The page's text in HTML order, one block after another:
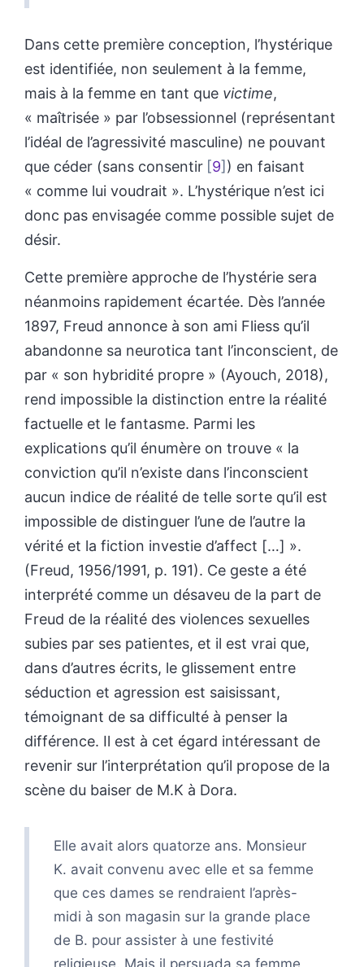
Dans cette première conception, l’hystérique
est identifiée, non seulement à la femme,
mais à la femme en tant que victime,
« maîtrisée » par l’obsessionnel (représentant
l’idéal de l’agressivité masculine) ne pouvant
que céder (sans consentir 9 ) en faisant
« comme lui voudrait ». L’hystérique n’est ici
donc pas envisagée comme possible sujet de
désir.
Cette première approche de l’hystérie sera
néanmoins rapidement écartée. Dès l’année
1897, Freud annonce à son ami Fliess qu’il
abandonne sa neurotica tant l’inconscient, de
par « son hybridité propre » (Ayouch, 2018),
rend impossible la distinction entre la réalité
factuelle et le fantasme. Parmi les
explications qu’il énumère on trouve « la
conviction qu’il n’existe dans l’inconscient
aucun indice de réalité de telle sorte qu’il est
impossible de distinguer l’une de l’autre la
vérité et la fiction investie d’affect […] ».
(Freud, 1956/1991, p. 191). Ce geste a été
interprété comme un désaveu de la part de
Freud de la réalité des violences sexuelles
subies par ses patientes, et il est vrai que,
dans d’autres écrits, le glissement entre
séduction et agression est saisissant,
témoignant de sa difficulté à penser la
différence. Il est à cet égard intéressant de
revenir sur l’interprétation qu’il propose de la
scène du baiser de M.K à Dora.
Elle avait alors quatorze ans. Monsieur
K. avait convenu avec elle et sa femme
que ces dames se rendraient l’après-
midi à son magasin sur la grande place
de B. pour assister à une festivité
religieuse. Mais il persuada sa femme